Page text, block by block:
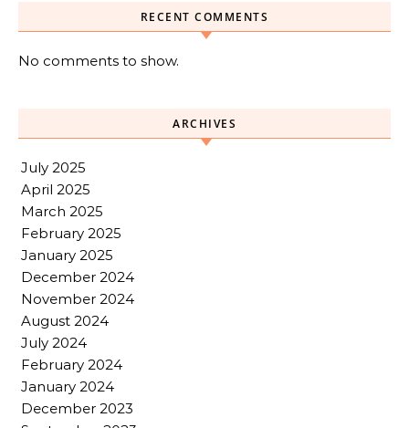
RECENT COMMENTS
No comments to show.
ARCHIVES
July 2025
April 2025
March 2025
February 2025
January 2025
December 2024
November 2024
August 2024
July 2024
February 2024
January 2024
December 2023